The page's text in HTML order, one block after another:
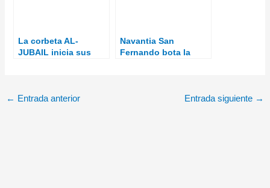
La corbeta AL-
JUBAIL inicia sus
Navantia San
Fernando bota la
← Entrada anterior Entrada siguiente →